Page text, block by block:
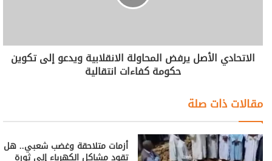
الاتحادي الأصل يرفض المحاولة الانقلابية ويدعو إلى تكوين
حكومة كفاءات انتقالية
مقالات ذات صلة
أزمات متلاحقة وغضب شعبي.. هل